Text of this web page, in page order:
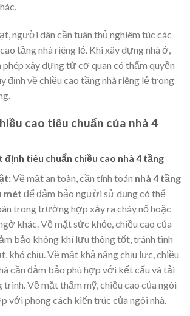
người dân cần tuân thủ nghiêm túc các
tầng nhà riêng lẻ. Khi xây dựng nhà ở,
xây dựng từ cơ quan có thẩm quyền
định về chiều cao tầng nhà riêng lẻ trong
cao tiêu chuẩn của nhà 4
định tiêu chuẩn chiều cao nhà 4 tầng
Về mặt an toàn, cần tính toán nhà 4 tầng
mét để đảm bảo người sử dụng có thể
trong trường hợp xảy ra cháy nổ hoặc
khác. Về mặt sức khỏe, chiều cao của
bảo không khí lưu thông tốt, tránh tình
khó chịu. Về mặt khả năng chịu lực, chiều
cần đảm bảo phù hợp với kết cấu và tải
trình. Về mặt thẩm mỹ, chiều cao của ngôi
với phong cách kiến trúc của ngôi nhà.